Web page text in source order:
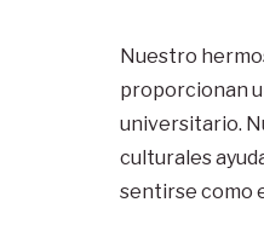
Nuestro
proporcionan
universitario.
culturales
sentirse como